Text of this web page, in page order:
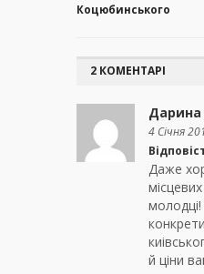
Коцюбинського
2 КОМЕНТАРІ
Дарина
4 Січня
Даже
й ціни